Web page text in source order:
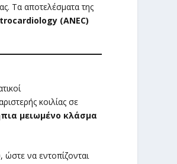
Τα αποτελέσματα της
(ANEC)
κοιλίας σε
μειωμένο κλάσμα
, ώστε να εντοπίζονται